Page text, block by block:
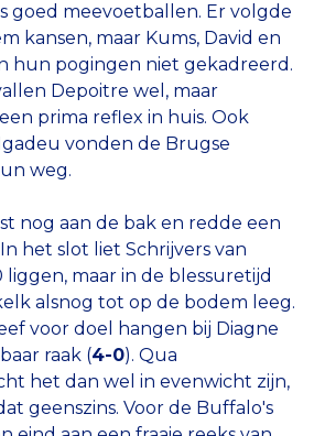
goed meevoetballen. Er volgde
kansen, maar Kums, David en
hun pogingen niet gekadreerd.
Depoitre wel, maar
prima reflex in huis. Ook
vonden de Brugse
weg.
nog aan de bak en redde een
het slot liet Schrijvers van
maar in de blessuretijd
alsnog tot op de bodem leeg.
voor doel hangen bij Diagne
raak (4-0). Qua
het dan wel in evenwicht zijn,
geenszins. Voor de Buffalo's